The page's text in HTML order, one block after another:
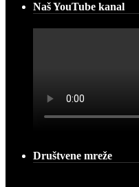
Naš YouTube kanal
Društvene mreže